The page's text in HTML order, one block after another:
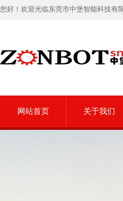
您好！欢迎光临东莞市中堡智能科技有
网站首页 关于我们